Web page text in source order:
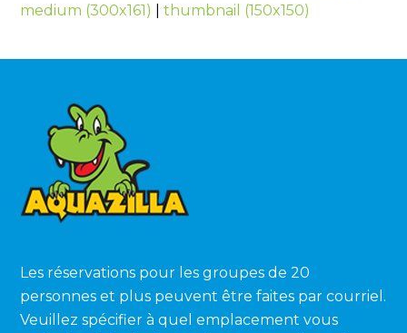
medium (300x161)
|thumbnail (150x150)
Les réservations pour les groupes de 20
personnes et plus peuvent être faites par courriel.
Veuillez spécifier à quel emplacement vous